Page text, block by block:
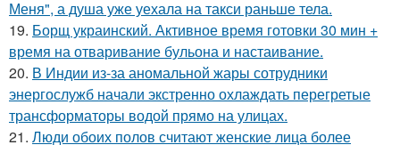
Меня", а душа уже уехала на такси раньше тела.
19. Борщ украинский. Активное время готовки 30 мин +
время на отваривание бульона и настаивание.
20. В Индии из-за аномальной жары сотрудники
энергослужб начали экстренно охлаждать перегретые
трансформаторы водой прямо на улицах.
21. Люди обоих полов считают женские лица более